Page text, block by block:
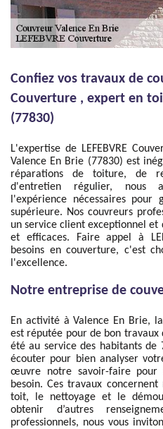
Confiez vos travaux de
Couverture , expert en
(77830)
L'expertise de LEFEBVRE
Valence En Brie (77830) est
réparations de toiture, de
d'entretien régulier, nous
l'expérience nécessaires
supérieure. Nos couvreurs
un service client exceptionnel
et efficaces. Faire appel à
besoins en couverture, c'est
l'excellence.
Notre entreprise de
En activité à Valence En Brie,
est réputée pour de bon travaux
été au service des habitants de
écouter pour bien analyser
œuvre notre savoir-faire
besoin. Ces travaux
toit, le nettoyage et le
obtenir d’autres
professionnels, nous vous